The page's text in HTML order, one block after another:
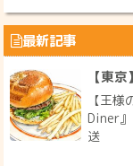
最新記事
【東
【王
Diner
送